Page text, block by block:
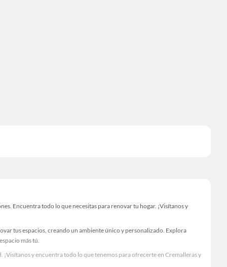
Encuentra todo lo que necesitas para renovar tu hogar. ¡Visítanos y
tus espacios, creando un ambiente único y personalizado. Explora
más tú.
y encuentra todo lo que tenemos para ofrecerte en Cremalleras y